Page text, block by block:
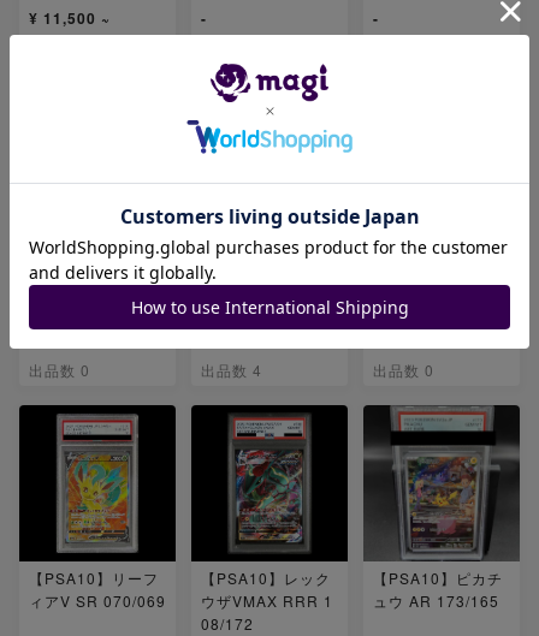
¥ 11,500 ~ - -
【PSA10】ゼラオ
ラVMAX SAR 21
-
出品数 0
ピカチュウ(ミラー
仕様) S-TD 225/74
2
¥ 1,700 ~
出品数 4
【PSA10】ヒカリ
SAR 115/080
-
出品数 0
【PSA10】リーフ
ィアV SR 070/069
【PSA10】レック
ウザVMAX RRR 1
08/172
【PSA10】ピカチ
ュウ AR 173/165